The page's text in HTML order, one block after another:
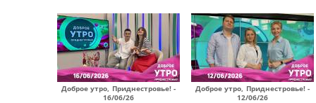
Доброе утро, Приднестровье! -
16/06/26
Доброе утро, Приднестровье! -
12/06/26